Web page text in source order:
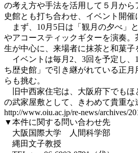
の考え方や手法を活用して５月か
史館とも打ち合わせ、イベント開催
まず、10月5日は「観月の夕べ」
やアコースティックギターを演奏
生が中心に、来場者に抹茶と和菓子
イベントは毎月2、3回を予定し、
ち歴史館」で引き継がれている正
らも挑む。
旧中西家住宅は、大阪府下でもほ
の武家屋敷として、きわめて貴重な
http://www.oiu.ac.jp/re-news/archives/
▼本件に関する問い合わせ先
大阪国際大学 人間科学部
縄田文子教授